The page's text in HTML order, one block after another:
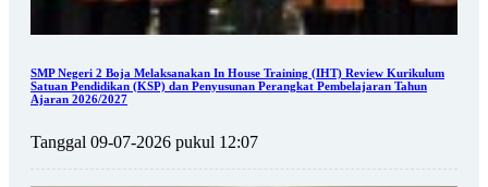
SMP Negeri 2 Boja Melaksanakan In House Training (IHT) Review Kurikulum
Satuan Pendidikan (KSP) dan Penyusunan Perangkat Pembelajaran Tahun
Ajaran 2026/2027
Tanggal 09-07-2026 pukul 12:07